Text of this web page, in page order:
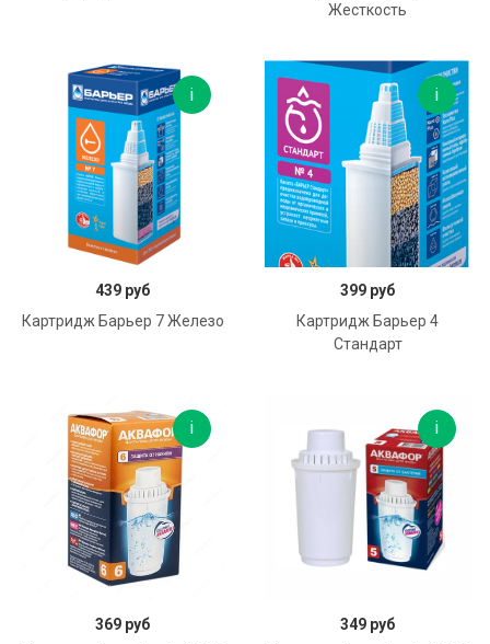
Жесткость
439 руб
В корзину
Картридж Барьер 7 Железо
399 руб
В корзину
Картридж Барьер 4
Стандарт
369 руб
В корзину
349 руб